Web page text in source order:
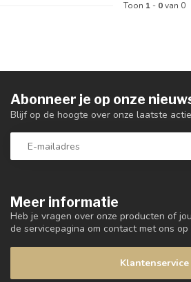
Toon 1 - 0van 0
Meer informatie
Heb je vragen over onze producten of
de servicepagina om contact met ons op
Klantenservice
Abonneer je op onze
Blijf op de hoogte over onze laatste